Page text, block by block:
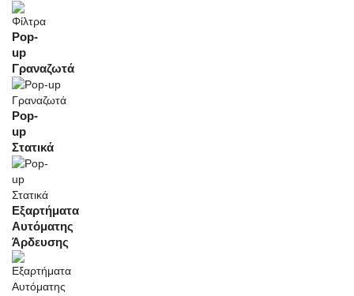
Pop-
up
Γραναζωτά
Pop-
up
Στατικά
Εξαρτήματα
Αυτόματης
Άρδευσης